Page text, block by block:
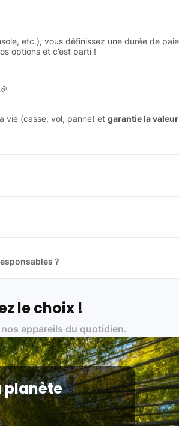
etc.), vous définissez une durée de
options et c’est parti !
vie (casse, vol, panne) et garantie la
?
en fonction des produits)
le choix !
appareils du quotidien.
planète